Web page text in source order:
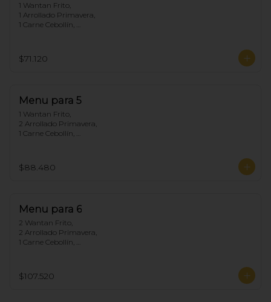
1 Wantan Frito,
1 Arrollado Primavera,
1 Carne Cebollín,
1 Pollo Cebollín,
4 Arroz Chaufan
$71.120
Menu para 5
1 Wantan Frito,
2 Arrollado Primavera,
1 Carne Cebollín,
1 Arrollado de Marisco,
1 Pollo Cebollín,
$88.480
Menu para 6
2 Wantan Frito,
2 Arrollado Primavera,
1 Carne Cebollín,
1 Chapsui Especial,
1 Arrollado de Marisco,
$107.520